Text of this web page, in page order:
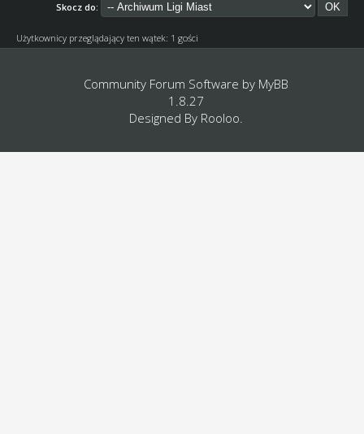
Skocz do:
Użytkownicy przeglądający ten wątek: 1 gości
Community Forum Software by MyBB
1.8.27
Designed By Rooloo.